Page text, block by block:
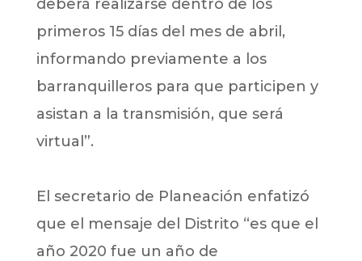
deberá realizarse dentro de los
primeros 15 días del mes de abril,
informando previamente a los
barranquilleros para que participen y
asistan a la transmisión, que será
virtual”.
El secretario de Planeación enfatizó
que el mensaje del Distrito “es que el
año 2020 fue un año de